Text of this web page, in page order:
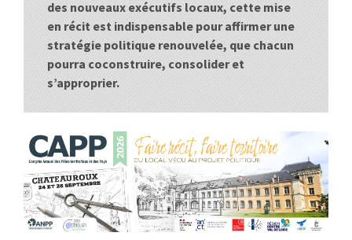
EMPLOI
des nouveaux exécutifs locaux, cette mise
en récit est indispensable pour affirmer une
stratégie politique renouvelée, que chacun
pourra coconstruire, consolider et
s’approprier.